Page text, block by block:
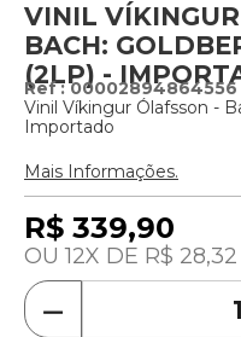
VINIL
BACH:
(2LP) -
:00002894864556
Vinil Víkingur Ólafsson -
Importado
Mais Informações.
R$ 339,90
12 R$ 28,32
－